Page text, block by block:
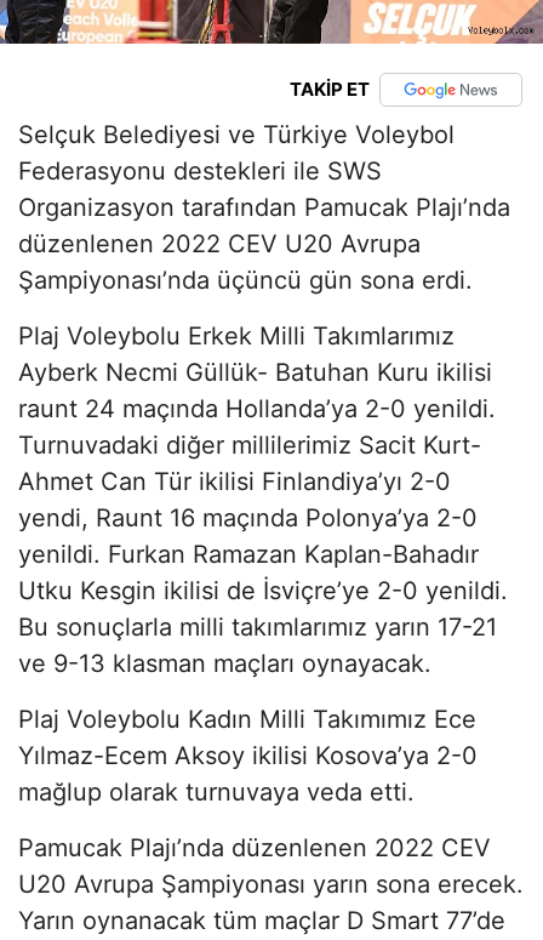
TAKİP ET
Selçuk Belediyesi ve Türkiye Voleybol
Federasyonu destekleri ile SWS
Organizasyon tarafından Pamucak Plajı’nda
düzenlenen 2022 CEV U20 Avrupa
Şampiyonası’nda üçüncü gün sona erdi.
Plaj Voleybolu Erkek Milli Takımlarımız
Ayberk Necmi Güllük- Batuhan Kuru ikilisi
raunt 24 maçında Hollanda’ya 2-0 yenildi.
Turnuvadaki diğer millilerimiz Sacit Kurt-
Ahmet Can Tür ikilisi Finlandiya’yı 2-0
yendi, Raunt 16 maçında Polonya’ya 2-0
yenildi. Furkan Ramazan Kaplan-Bahadır
Utku Kesgin ikilisi de İsviçre’ye 2-0 yenildi.
Bu sonuçlarla milli takımlarımız yarın 17-21
ve 9-13 klasman maçları oynayacak.
Plaj Voleybolu Kadın Milli Takımımız Ece
Yılmaz-Ecem Aksoy ikilisi Kosova’ya 2-0
mağlup olarak turnuvaya veda etti.
Pamucak Plajı’nda düzenlenen 2022 CEV
U20 Avrupa Şampiyonası yarın sona erecek.
Yarın oynanacak tüm maçlar D Smart 77’de